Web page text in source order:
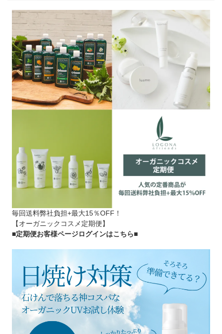
毎回送料弊社負担+最大15％OFF！
【オーガニックコスメ定期便】
■定期便お客様ページログインはこちら■